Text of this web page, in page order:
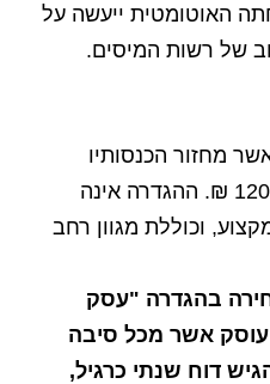
האוטומטית ייעשה על
של רשות המיסים.
מחזור הכנסותיו
השנתי אינו עולה על 120,000 ₪. ההגדרה אינה
וכוללת מגוון רחב
בהגדרה "עסק
אשר מכל סיבה
דוח שנתי כרגיל,